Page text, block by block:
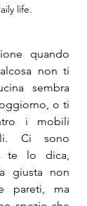
life.
quando
non ti
sembra
o ti
i mobili
Ci sono
te lo dica,
giusta non
pareti, ma